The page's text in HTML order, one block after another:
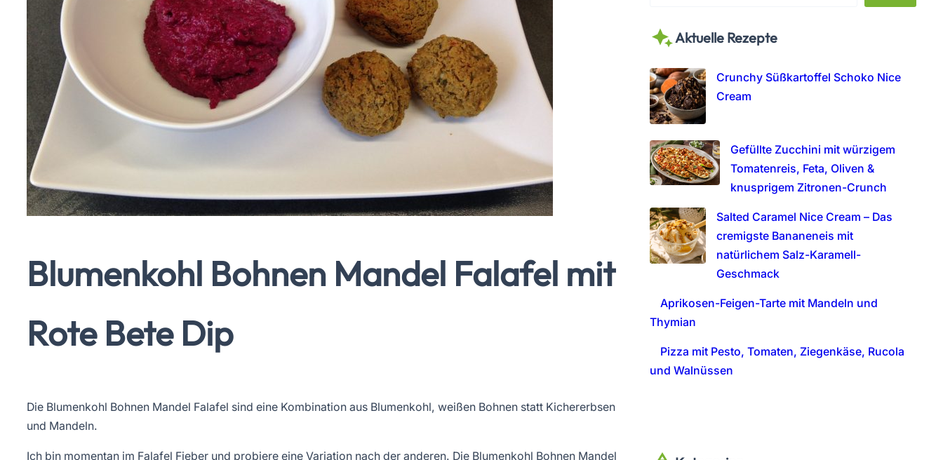
Blumenkohl Bohnen Mandel Falafel mit
Rote Bete Dip
Die Blumenkohl Bohnen Mandel Falafel sind eine Kombination aus Blumenkohl, weißen Bohnen statt Kichererbsen
und Mandeln.
Ich bin momentan im Falafel Fieber und probiere eine Variation nach der anderen. Die Blumenkohl Bohnen Mandel
r
h
Aktuelle Rezepte
Crunchy Süßkartoffel Schoko Nice
Cream
Gefüllte Zucchini mit würzigem
Tomatenreis, Feta, Oliven &
knusprigem Zitronen-Crunch
Salted Caramel Nice Cream – Das
cremigste Bananeneis mit
natürlichem Salz-Karamell-
Geschmack
Aprikosen-Feigen-Tarte mit Mandeln und
Thymian
Pizza mit Pesto, Tomaten, Ziegenkäse, Rucola
und Walnüssen